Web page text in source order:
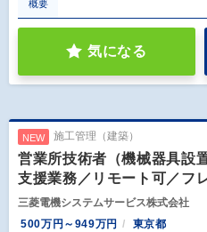
概要
気になる
NEW 施工管理（建築）
営業所技術者（機械器具設
支援業務／リモート可／フ
三菱電機システムサービス株式会社
500万円～949万円
東京都